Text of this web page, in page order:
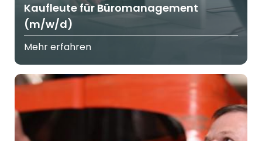
Kaufleute für Büromanagement
(m/w/d)
Mehr erfahren